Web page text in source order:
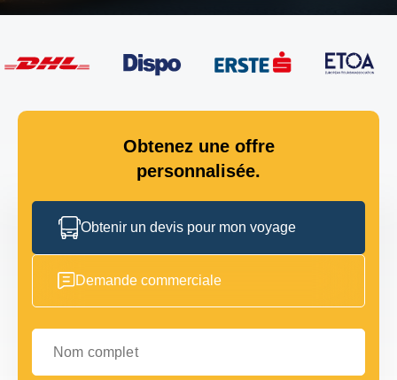
Obtenez une offre
personnalisée.
Obtenir un devis pour mon voyage
Demande commerciale
Nom complet